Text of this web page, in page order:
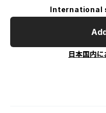
International
日本国内